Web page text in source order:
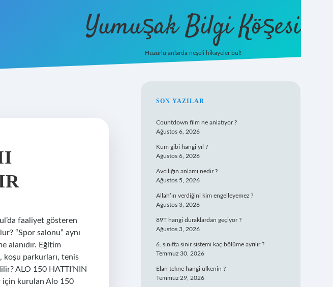
Yumuşak Bilgi Köşesi
Huzurlu anlarda neşeli hikayeler bul!
faaliyet gösteren
“Spor salonu” aynı
alanıdır. Eğitim
koşu parkurları, tenis
ALO 150 HATTI’NIN
için kurulan Alo 150
SIDEBAR
SON YAZILAR
Countdown film ne anlatıyor ?
Ağustos 6, 2026
Kum gibi hangi yıl ?
Ağustos 6, 2026
Avcılığın anlamı nedir ?
Ağustos 5, 2026
Allah’ın verdiğini kim engelleyemez ?
Ağustos 3, 2026
89T hangi duraklardan geçiyor ?
Ağustos 3, 2026
6. sınıfta sinir sistemi kaç bölüme ayrılır ?
Temmuz 30, 2026
Elan tekne hangi ülkenin ?
Temmuz 29, 2026